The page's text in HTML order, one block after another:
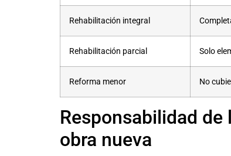
Rehabilitación integral
Rehabilitación parcial Solo
Reforma menor No
Responsabilidad
obra nueva